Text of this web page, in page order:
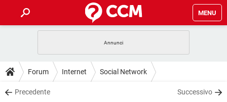
MENU
INTRATTENIMENTO ANDROID
iOS
GUIDE
COVID-19
DOWNLOAD
Forum Internet Social Network
Precedente Successivo